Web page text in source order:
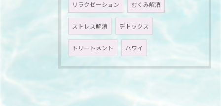
リラクゼーション むくみ解消
ストレス解消 デトックス
トリートメント ハワイ